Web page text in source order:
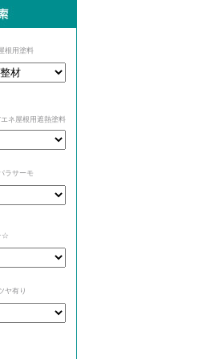
根用塗料
ネ屋根用遮熱塗料
ラサーモ
ヤ有り